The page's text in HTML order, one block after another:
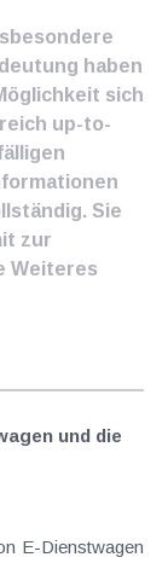
haben
sich
up-to-
Sie
zur
Weiteres
und die
E-Dienstwagen